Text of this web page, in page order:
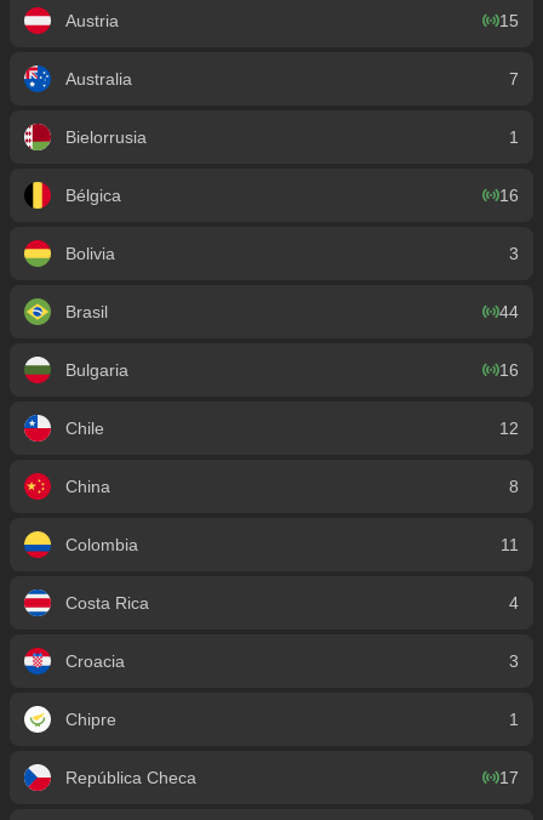
Austria 15
Australia 7
Bielorrusia 1
Bélgica 16
Bolivia 3
Brasil 44
Bulgaria 16
Chile 12
China 8
Colombia 11
Costa Rica 4
Croacia 3
Chipre 1
República Checa 17